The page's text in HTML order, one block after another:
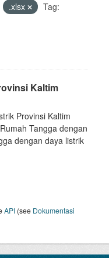
.xlsx
Tag:
Kaltim
Provinsi Kaltim
Tangga dengan
dengan daya listrik
API (see Dokumentasi